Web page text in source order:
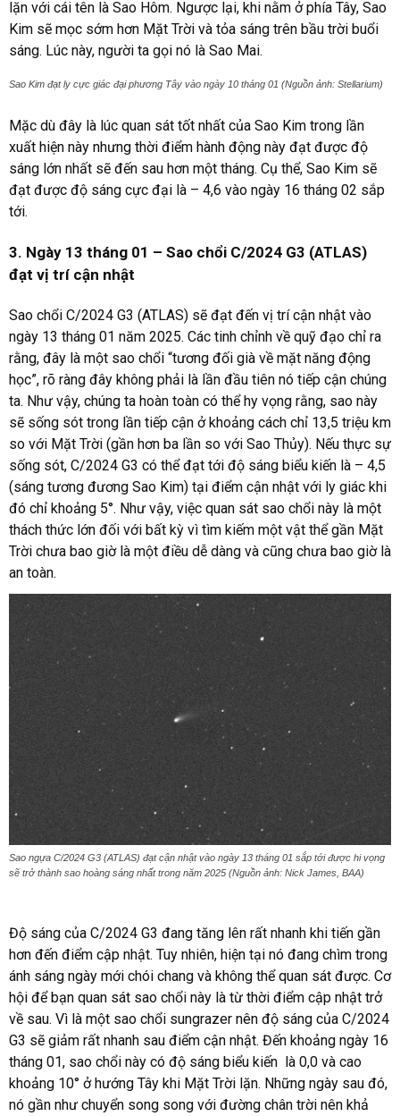
lặn với cái tên là Sao Hôm. Ngược lại, khi nằm ở phía Tây, Sao
Kim sẽ mọc sớm hơn Mặt Trời và tỏa sáng trên bầu trời buổi
sáng. Lúc này, người ta gọi nó là Sao Mai.
Sao Kim đạt ly cực giác đại phương Tây vào ngày 10 tháng 01 (Nguồn ảnh: Stellarium)
Mặc dù đây là lúc quan sát tốt nhất của Sao Kim trong lần
xuất hiện này nhưng thời điểm hành động này đạt được độ
sáng lớn nhất sẽ đến sau hơn một tháng. Cụ thể, Sao Kim sẽ
đạt được độ sáng cực đại là – 4,6 vào ngày 16 tháng 02 sắp
tới.
3. Ngày 13 tháng 01 – Sao chổi C/2024 G3 (ATLAS)
đạt vị trí cận nhật
Sao chổi C/2024 G3 (ATLAS) sẽ đạt đến vị trí cận nhật vào
ngày 13 tháng 01 năm 2025. Các tinh chỉnh về quỹ đạo chỉ ra
rằng, đây là một sao chổi “tương đối già về mặt năng động
học”, rõ ràng đây không phải là lần đầu tiên nó tiếp cận chúng
ta. Như vậy, chúng ta hoàn toàn có thể hy vọng rằng, sao này
sẽ sống sót trong lần tiếp cận ở khoảng cách chỉ 13,5 triệu km
so với Mặt Trời (gần hơn ba lần so với Sao Thủy). Nếu thực sự
sống sót, C/2024 G3 có thể đạt tới độ sáng biểu kiến là – 4,5
(sáng tương đương Sao Kim) tại điểm cận nhật với ly giác khi
đó chỉ khoảng 5°. Như vậy, việc quan sát sao chổi này là một
thách thức lớn đối với bất kỳ vì tìm kiếm một vật thể gần Mặt
Trời chưa bao giờ là một điều dễ dàng và cũng chưa bao giờ là
an toàn.
Sao ngựa C/2024 G3 (ATLAS) đạt cận nhật vào ngày 13 tháng 01 sắp tới được hi vọng
sẽ trở thành sao hoàng sáng nhất trong năm 2025 (Nguồn ảnh: Nick James, BAA)
Độ sáng của C/2024 G3 đang tăng lên rất nhanh khi tiến gần
hơn đến điểm cập nhật. Tuy nhiên, hiện tại nó đang chìm trong
ánh sáng ngày mới chói chang và không thể quan sát được. Cơ
hội để bạn quan sát sao chổi này là từ thời điểm cập nhật trở
về sau. Vì là một sao chổi sungrazer nên độ sáng của C/2024
G3 sẽ giảm rất nhanh sau điểm cận nhật. Đến khoảng ngày 16
tháng 01, sao chổi này có độ sáng biểu kiến ​ là 0,0 và cao
khoảng 10° ở hướng Tây khi Mặt Trời lặn. Những ngày sau đó,
nó gần như chuyển song song với đường chân trời nên khả